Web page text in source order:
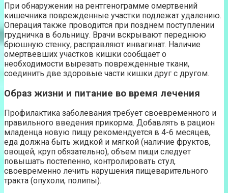
При обнаружении на рентгенограмме омертвений
кишечника поврежденные участки подлежат удалению.
Операция также проводится при позднем поступлении
грудничка в больницу. Врачи вскрывают переднюю
брюшную стенку, расправляют инвагинат. Наличие
омертвевших участков кишки сообщает о
необходимости вырезать поврежденные ткани,
соединить две здоровые части кишки друг с другом.
Образ жизни и питание во время лечения
Профилактика заболевания требует своевременного и
правильного введения прикорма. Добавлять в рацион
младенца новую пищу рекомендуется в 4-6 месяцев,
еда должна быть жидкой и мягкой (наличие фруктов,
овощей, круп обязательно), объем пищи следует
повышать постепенно, контролировать стул,
своевременно лечить нарушения пищеварительного
тракта (опухоли, полипы).